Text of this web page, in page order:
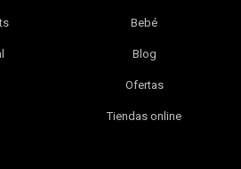
Bebé
Blog
Ofertas
Tiendas online